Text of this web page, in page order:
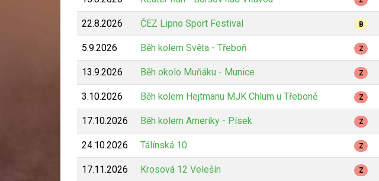
22.8.2026 ČEZ Lipno Sport Festival B
5.9.2026 Běh kolem Světa - Třeboň Z
13.9.2026 Běh okolo Muňáku - Munice Z
3.10.2026 Běh kolem Hejtmanu MJK Chlum u Třeboně Z
17.10.2026 Běh kolem Ameriky - Písek Z
24.10.2026 Tálínská 10 Z
17.11.2026 Krosová 12 Velešín Z